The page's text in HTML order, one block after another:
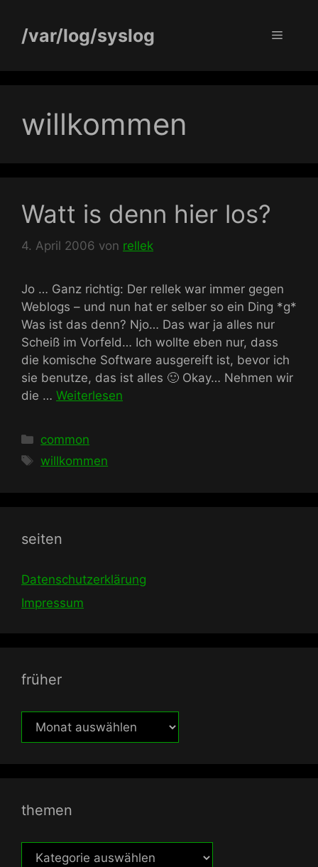
Inhalt
springen
/var/log/syslog Menü
willkommen
Watt is denn hier los?
4. April 2006 von rellek
Jo … Ganz richtig: Der rellek war immer gegen
Weblogs – und nun hat er selber so ein Ding *g*
Was ist das denn? Njo… Das war ja alles nur
Scheiß im Vorfeld… Ich wollte eben nur, dass
die komische Software ausgereift ist, bevor ich
sie benutze, das ist alles 🙂 Okay… Nehmen wir
die … Weiterlesen
Kategorien
common
Schlagwörter
willkommen
seiten
Datenschutzerklärung
Impressum
früher
früher
themen
themen